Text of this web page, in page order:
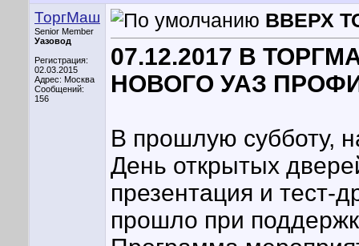
ТоргМаш
Senior Member
Уазовод
Регистрация:
02.03.2015
Адрес: Москва
Сообщений:
156
ВВЕРХ
07.12.2017 В
НОВОГО УАЗ
В прошлую субботу,
День открытых
презентация и
прошло при